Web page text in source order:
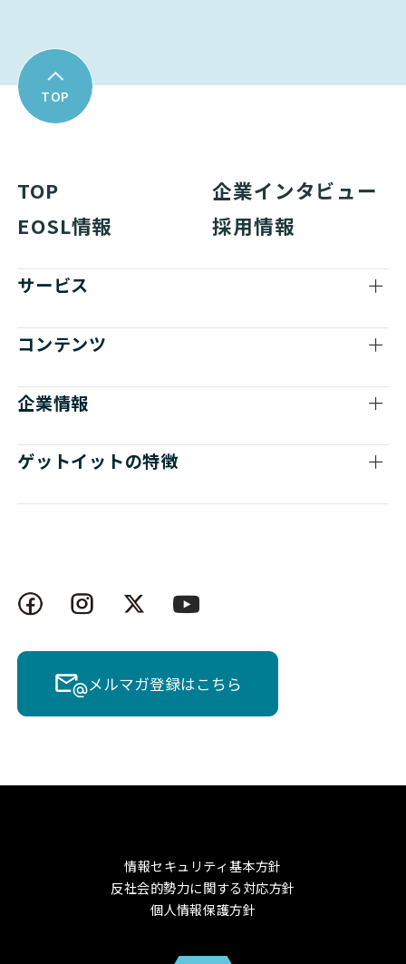
TOP
TOP
企業インタビュー
EOSL情報
採用情報
サービス
コンテンツ
企業情報
ゲットイットの特徴
メルマガ登録はこちら
情報セキュリティ基本方針
反社会的勢力に関する対応方針
個人情報保護方針